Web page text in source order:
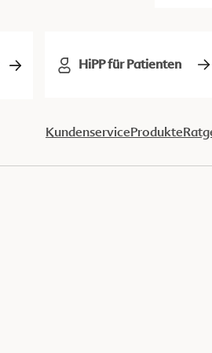
HiPP für Patienten
KundenserviceProdukte